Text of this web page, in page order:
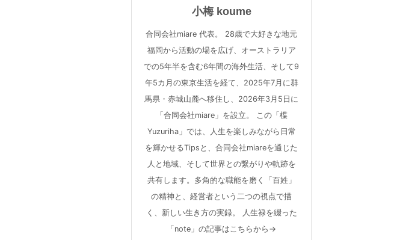
小梅 koume
合同会社miare 代表。 28歳で大好きな地元
福岡から活動の場を広げ、オーストラリア
での5年半を含む6年間の海外生活、そして9
年5カ月の東京生活を経て、2025年7月に群
馬県・赤城山麓へ移住し、2026年3月5日に
「合同会社miare」を設立。 この「楪
Yuzuriha」では、人生を楽しみながら日常
を輝かせるTipsと、合同会社miareを通じた
人と地域、そして世界との繋がりや軌跡を
共有します。多角的な職能を磨く「百姓」
の精神と、経営者という二つの視点で描
く、新しい生き方の実録。 人生禄を綴った
「note」の記事はこちらから→